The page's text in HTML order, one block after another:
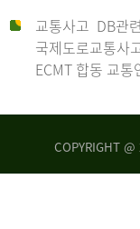
교통사고 DB관
국제도로교통
ECMT 합동 교
COPYRIGHT @